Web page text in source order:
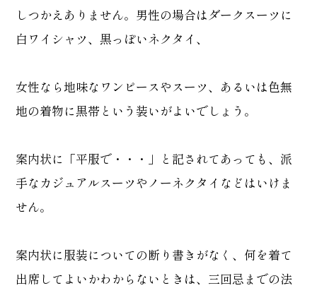
しつかえありません。男性の場合はダークスーツに
白ワイシャツ、黒っぽいネクタイ、
女性なら地味なワンピースやスーツ、あるいは色無
地の着物に黒帯という装いがよいでしょう。
案内状に「平服で・・・」と記されてあっても、派
手なカジュアルスーツやノーネクタイなどはいけま
せん。
案内状に服装についての断り書きがなく、何を着て
出席してよいかわからないときは、三回忌までの法